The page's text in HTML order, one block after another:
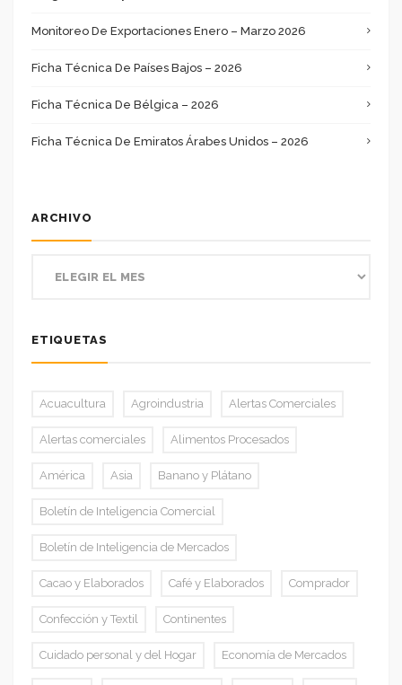
Monitoreo De Exportaciones Enero – Marzo 2026
Ficha Técnica De Países Bajos – 2026
Ficha Técnica De Bélgica – 2026
Ficha Técnica De Emiratos Árabes Unidos – 2026
ARCHIVO
ETIQUETAS
Acuacultura Agroindustria Alertas Comerciales
Alertas comerciales Alimentos Procesados
América Asia Banano y Plátano
Boletín de Inteligencia Comercial
Boletín de Inteligencia de Mercados
Cacao y Elaborados Café y Elaborados Comprador
Confección y Textil Continentes
Cuidado personal y del Hogar Economía de Mercados